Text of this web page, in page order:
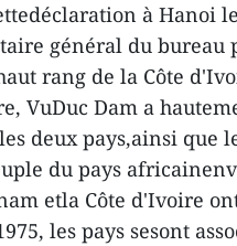
à Hanoi
général du
rang de la Côte
VuDuc Dam a
deux pays,ainsi que
du pays
etla Côte d'Ivoire
les pays sesont